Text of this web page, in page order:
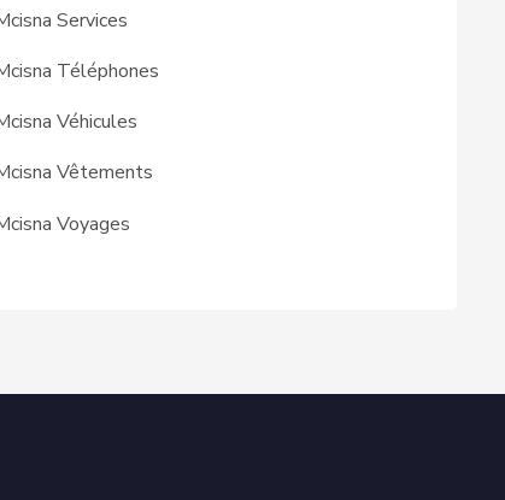
Services
Téléphones
Véhicules
Vêtements
Voyages